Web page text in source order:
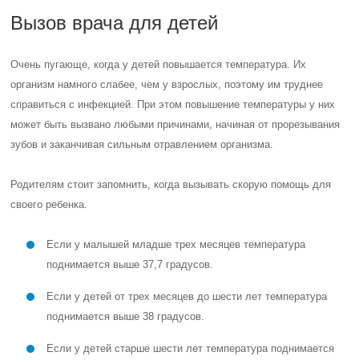
Вызов врача для детей
Очень пугающе, когда у детей повышается температура. Их
организм намного слабее, чем у взрослых, поэтому им труднее
справиться с инфекцией. При этом повышение температуры у них
может быть вызвано любыми причинами, начиная от прорезывания
зубов и заканчивая сильным отравлением организма.
Родителям стоит запомнить, когда вызывать скорую помощь для
своего ребенка.
Если у малышей младше трех месяцев температура
поднимается выше 37,7 градусов.
Если у детей от трех месяцев до шести лет температура
поднимается выше 38 градусов.
Если у детей старше шести лет температура поднимается